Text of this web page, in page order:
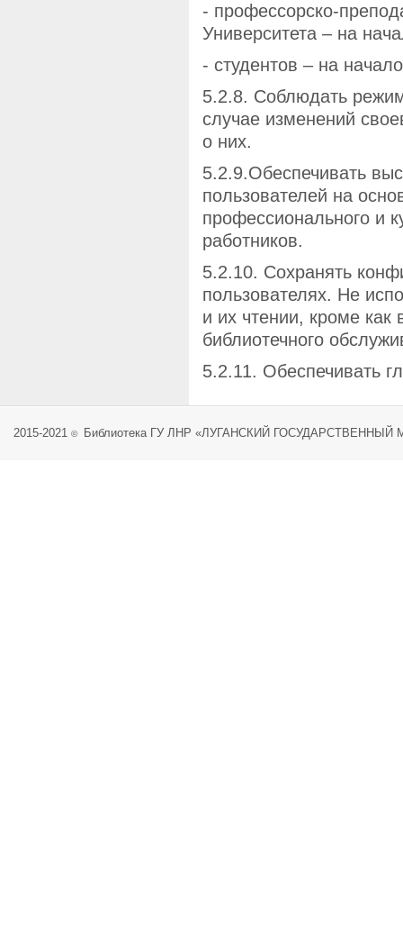
- профессорско-
Университета – на
- студентов – на
5.2.8. Соблюдать
случае изменений
о них.
5.2.9.Обеспечивать
пользователей на
профессионального и
работников.
5.2.10. Сохранять
пользователях. Не
и их чтении, кроме как
библиотечного
5.2.11. Обеспечивать
2015-2021 © Библиотека ГУ ЛНР «ЛУГАНСКИЙ